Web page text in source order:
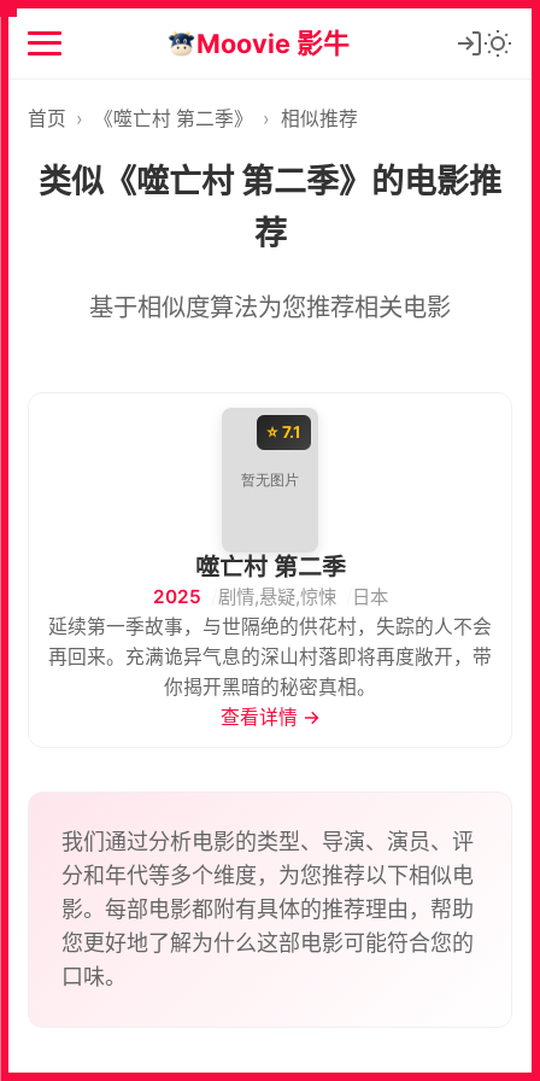
Moovie 影牛
首页 › 《噬亡村 第二季》 › 相似推荐
类似《噬亡村 第二季》的电影推
荐
基于相似度算法为您推荐相关电影
⭐ 7.1
噬亡村 第二季
2025 剧情,悬疑,惊悚
日本
延续第一季故事，与世隔绝的供花村，失踪的人不会
再回来。充满诡异气息的深山村落即将再度敞开，带
你揭开黑暗的秘密真相。
查看详情 →
我们通过分析电影的类型、导演、演员、评
分和年代等多个维度，为您推荐以下相似电
影。每部电影都附有具体的推荐理由，帮助
您更好地了解为什么这部电影可能符合您的
口味。